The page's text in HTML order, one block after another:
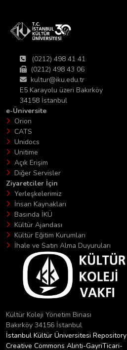
(0212) 498 41 41
(0212) 498 43 06
kultur@iku.edu.tr
E5 Karayolu üzeri Bakırköy
34158 İstanbul
e-Üniversite
Orion
CATS
Unidocs
Unitime
Açık Erişim
Diğer Servisler
Ziyaretciler İçin
Yerleşkelerimiz
İnsan Kaynakları
Basında İKÜ
Kültür Ajandası
Kültür Eğitim Kurumları
İhale ve Satın Alma Duyuruları
Kültür Koleji Yönetim Binası
Bakırköy 34156 İstanbul
İstanbul Kültür Üniversitesi Repository
Creative Commons Alıntı-GayriTicari-